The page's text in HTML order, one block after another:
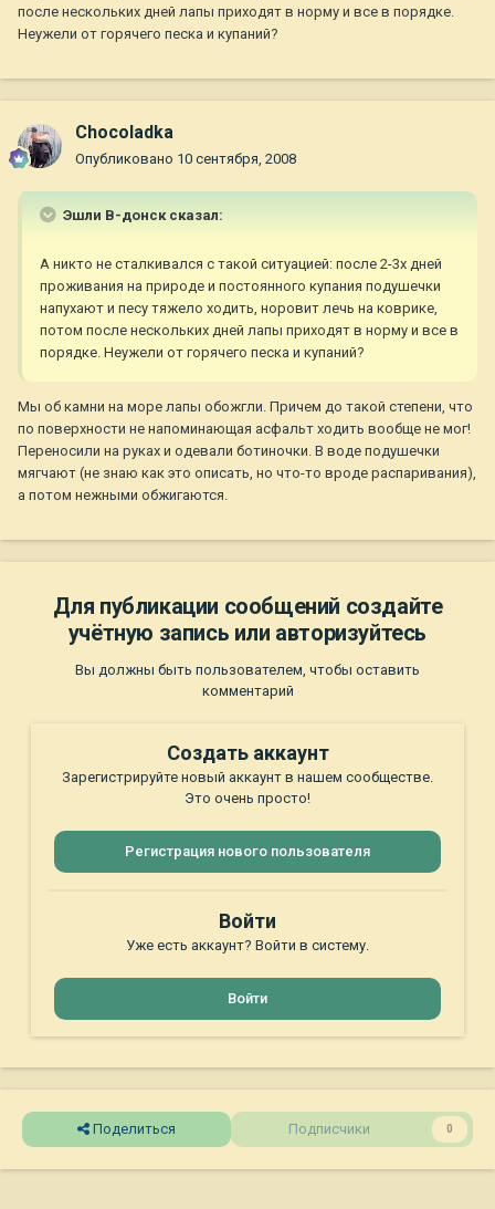
после нескольких дней лапы приходят в норму и все в порядке.
Неужели от горячего песка и купаний?
Chocoladka
Опубликовано 10 сентября, 2008
Эшли В-донск сказал:
А никто не сталкивался с такой ситуацией: после 2-3х дней
проживания на природе и постоянного купания подушечки
напухают и песу тяжело ходить, норовит лечь на коврике,
потом после нескольких дней лапы приходят в норму и все в
порядке. Неужели от горячего песка и купаний?
Мы об камни на море лапы обожгли. Причем до такой степени, что
по поверхности не напоминающая асфальт ходить вообще не мог!
Переносили на руках и одевали ботиночки. В воде подушечки
мягчают (не знаю как это описать, но что-то вроде распаривания),
а потом нежными обжигаются.
Для публикации сообщений создайте
учётную запись или авторизуйтесь
Вы должны быть пользователем, чтобы оставить
комментарий
Создать аккаунт
Зарегистрируйте новый аккаунт в нашем сообществе.
Это очень просто!
Регистрация нового пользователя
Войти
Уже есть аккаунт? Войти в систему.
Войти
Поделиться Подписчики 0